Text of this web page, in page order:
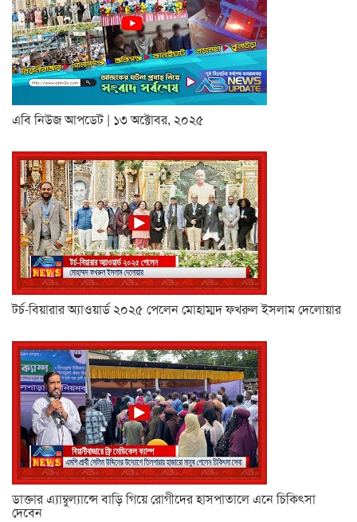
এবি নিউজ আপডেট | ১৩ অক্টোবর, ২০২৫
টর্চ-বিয়ারার অ্যাওয়ার্ড ২০২৫ পেলেন মোহাম্মদ ফখরুল ইসলাম দেলোয়ার
ডাক্তার এ্যাম্বুল্যান্সে বাড়ি গিয়ে রোগীদের হাসপাতালে এনে চিকিৎসা
দেবেন